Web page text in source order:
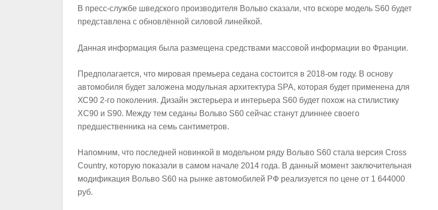
В пресс-службе шведского производителя Вольво сказали, что вскоре модель S60 будет
представлена с обновлённой силовой линейкой.
Данная информация была размещена средствами массовой информации во Франции.
Предполагается, что мировая премьера седана состоится в 2018-ом году. В основу
автомобиля будет заложена модульная архитектура SPA, которая будет применена для
ХС90 2-го поколения. Дизайн экстерьера и интерьера S60 будет похож на стилистику
XC90 и S90. Между тем седаны Вольво S60 сейчас станут длиннее своего
предшественника на семь сантиметров.
Напомним, что последней новинкой в модельном ряду Вольво S60 стала версия Cross
Country, которую показали в самом начале 2014 года. В данный момент заключительная
модификация Вольво S60 на рынке автомобилей РФ реализуется по цене от 1 644000
руб.